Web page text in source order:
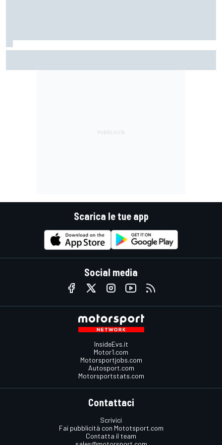
Scarica le tue app
Social media
InsideEvs.it
Motor1.com
Motorsportjobs.com
Autosport.com
Motorsportstats.com
Contattaci
Scrivici
Fai pubblicità con Mototsport.com
Contatta il team